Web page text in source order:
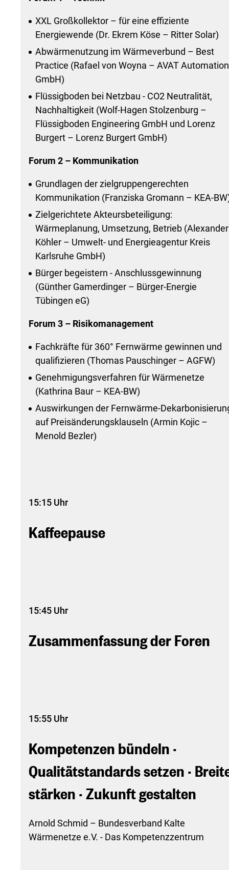
XXL Großkollektor – für eine effiziente
Energiewende (Dr. Ekrem Köse – Ritter Solar)
Abwärmenutzung im Wärmeverbund – Best
Practice (Rafael von Woyna – AVAT Automation
GmbH)
Flüssigboden bei Netzbau - CO2 Neutralität,
Nachhaltigkeit (Wolf-Hagen Stolzenburg –
Flüssigboden Engineering GmbH und Lorenz
Burgert – Lorenz Burgert GmbH)
Forum 2 – Kommunikation
Grundlagen der zielgruppengerechten
Kommunikation (Franziska Gromann – KEA-
Zielgerichtete Akteursbeteiligung:
Wärmeplanung, Umsetzung, Betrieb (Alexander
Köhler – Umwelt- und Energieagentur Kreis
Karlsruhe GmbH)
Bürger begeistern - Anschlussgewinnung
(Günther Gamerdinger – Bürger-Energie
Tübingen eG)
Forum 3 – Risikomanagement
Fachkräfte für 360° Fernwärme gewinnen und
qualifizieren (Thomas Pauschinger – AGFW)
Genehmigungsverfahren für Wärmenetze
(Kathrina Baur – KEA-BW)
Auswirkungen der Fernwärme-
auf Preisänderungsklauseln (Armin Kojic –
Menold Bezler)
15:15 Uhr
Kaffeepause
15:45 Uhr
Zusammenfassung der Foren
15:55 Uhr
Kompetenzen bündeln ·
Qualitätstandards setzen ·
stärken · Zukunft gestalten
Arnold Schmid – Bundesverband Kalte
Wärmenetze e.V. - Das Kompetenzzentrum